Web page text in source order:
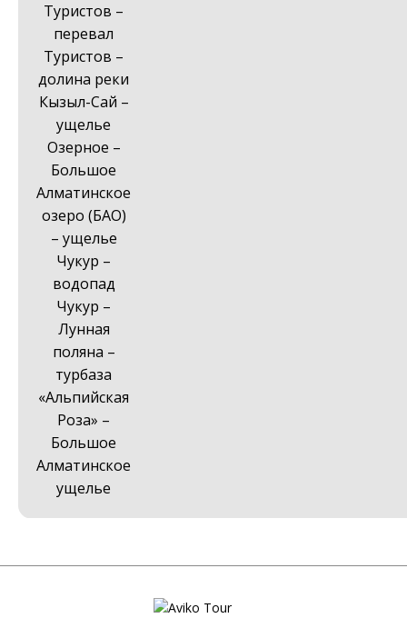
Туристов –
перевал
Туристов –
долина реки
Кызыл-Сай –
ущелье
Озерное –
Большое
Алматинское
озеро (БАО)
– ущелье
Чукур –
водопад
Чукур –
Лунная
поляна –
турбаза
«Альпийская
Роза» –
Большое
Алматинское
ущелье